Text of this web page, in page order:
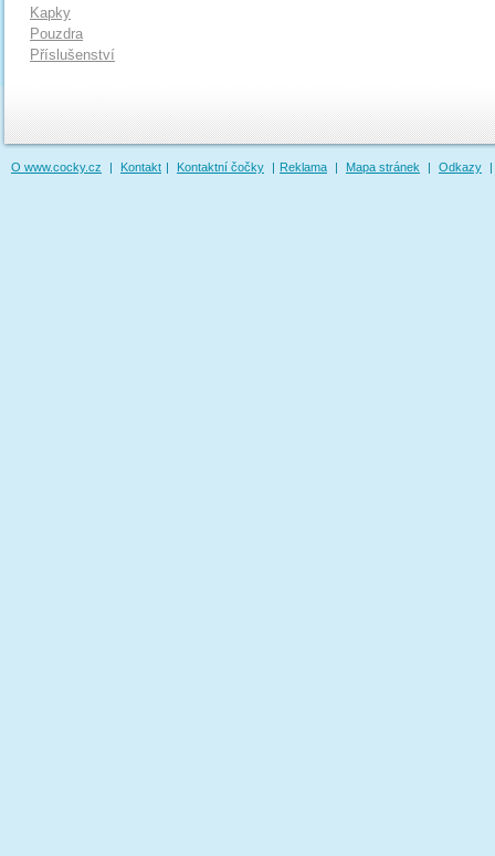
Kapky
Pouzdra
Příslušenství
O www.cocky.cz | Kontakt | Kontaktní čočky | Reklama | Mapa stránek | Odkazy |